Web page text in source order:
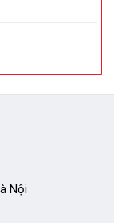
Nội